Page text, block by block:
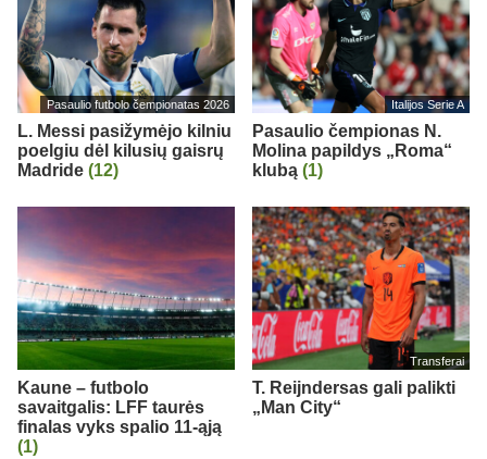
Pasaulio futbolo čempionatas 2026
L. Messi pasižymėjo kilniu
poelgiu dėl kilusių gaisrų
Madride (12)
Italijos Serie A
Pasaulio čempionas N.
Molina papildys „Roma“
klubą (1)
Kaune – futbolo
savaitgalis: LFF taurės
finalas vyks spalio 11-ąją
(1)
Transferai
T. Reijndersas gali palikti
„Man City“